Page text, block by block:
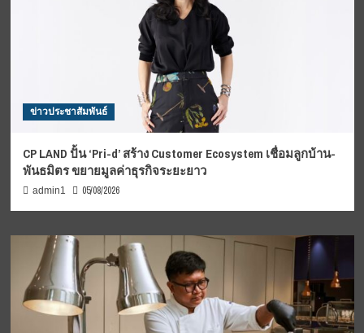
ข่าวประชาสัมพันธ์
CP LAND ปั้น ‘Pri-d’ สร้าง Customer Ecosystem เชื่อมลูกบ้าน-
พันธมิตร ขยายมูลค่าธุรกิจระยะยาว
admin1 05/08/2026